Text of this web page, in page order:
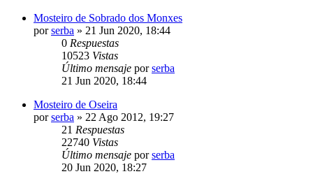
Mosteiro de Sobrado dos Monxes
porserba » 21 Jun 2020, 18:44
0 Respuestas
10523 Vistas
Último mensaje porserba
21 Jun 2020, 18:44
Mosteiro de Oseira
porserba » 22 Ago 2012, 19:27
21 Respuestas
22740 Vistas
Último mensaje porserba
20 Jun 2020, 18:27